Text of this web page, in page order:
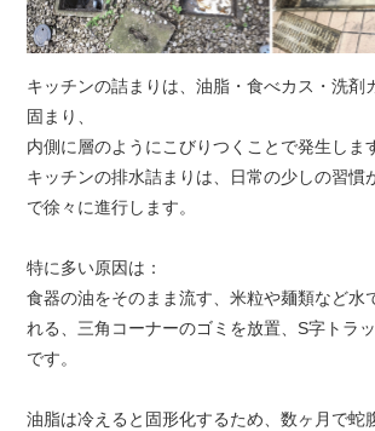
キッチンの詰まりは、油脂・食べカス・洗剤
固まり、
内側に層のようにこびりつくことで発生しま
キッチンの排水詰まりは、日常の少しの習慣
で徐々に進行します。
特に多い原因は：
食器の油をそのまま流す、米粒や麺類など水
れる、三角コーナーのゴミを放置、S字トラ
です。
油脂は冷えると固形化するため、数ヶ月で蛇